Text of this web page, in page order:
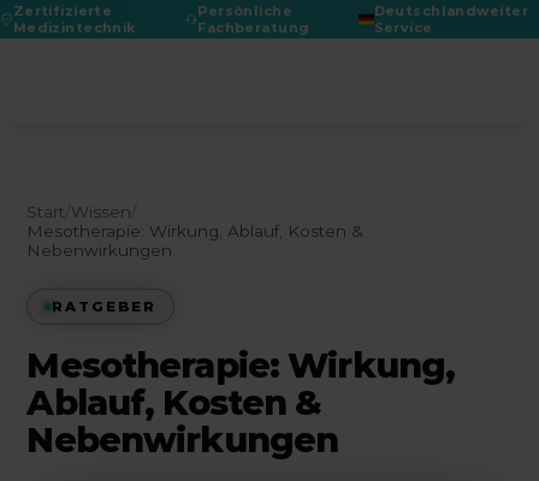
Zertifizierte
Medizintechnik
Persönliche
Fachberatung
Deutschlandweiter
Service
Start Wissen
Mesotherapie: Wirkung, Ablauf, Kosten &
Nebenwirkungen
RATGEBER
Mesotherapie: Wirkung,
Ablauf, Kosten &
Nebenwirkungen